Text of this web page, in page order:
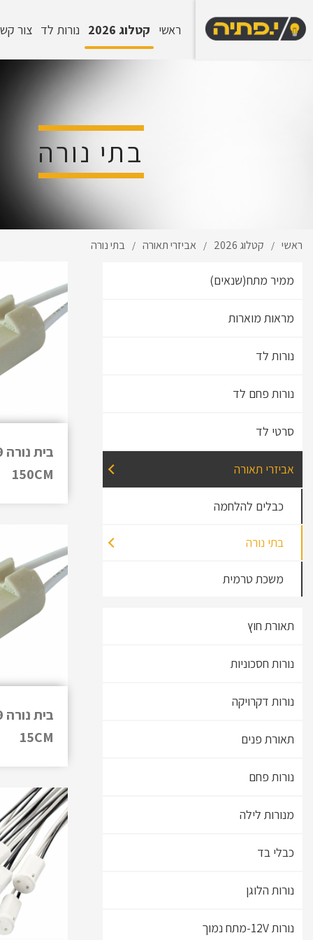
ראשי קטלוג 2026 נורות לד צור
בתי נורה
ראשי / קטלוג 2026 / אביזרי תאורה / בתי נורה
ממיר מתח(שנאים)
מראות מוארות
נורות לד
נורות פחם לד
סרטי לד
אביזרי תאורה
כבלים להלחמה
בתי נורה
משכת טרמית
תאורת חוץ
נורות חסכוניות
נורות דקרויקה
תאורת פנים
נורות פחם
מנורות לילה
כבלי בד
נורות הלוגן
נורות 12V-מתח נמוך
150CM
15CM